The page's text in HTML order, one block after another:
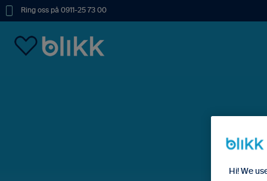
Ring oss på 0911-25 73 00
Hi! We